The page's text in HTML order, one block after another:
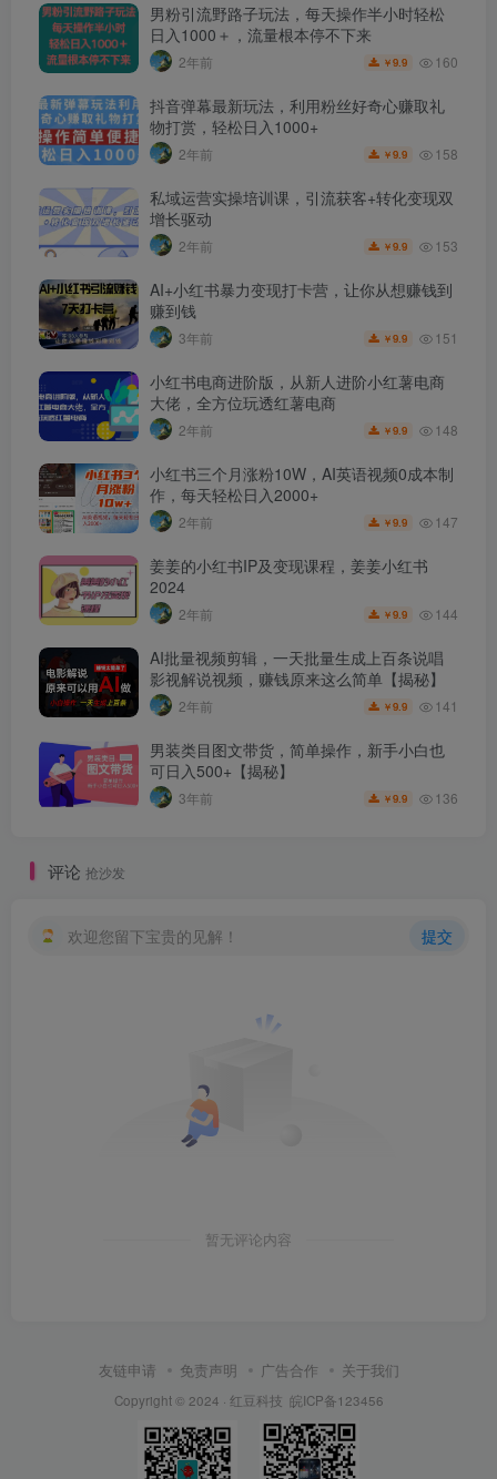
男粉引流野路子玩法，每天操作半小时轻松
日入1000＋，流量根本停不下来
2年前 ￥9.9 160
抖音弹幕最新玩法，利用粉丝好奇心赚取礼
物打赏，轻松日入1000+
2年前 ￥9.9 158
私域运营实操培训课，引流获客+转化变现双
增长驱动
2年前 ￥9.9 153
AI+小红书暴力变现打卡营，让你从想赚钱到
赚到钱
3年前 ￥9.9 151
小红书电商进阶版，从新人进阶小红薯电商
大佬，全方位玩透红薯电商
2年前 ￥9.9 148
小红书三个月涨粉10W，AI英语视频0成本制
作，每天轻松日入2000+
2年前 ￥9.9 147
姜姜的小红书IP及变现课程，姜姜小红书
2024
2年前 ￥9.9 144
AI批量视频剪辑，一天批量生成上百条说唱
影视解说视频，赚钱原来这么简单【揭秘】
2年前 ￥9.9 141
男装类目图文带货，简单操作，新手小白也
可日入500+【揭秘】
3年前 ￥9.9 136
评论 抢沙发
欢迎您留下宝贵的见解！ 提交
暂无评论内容
友链申请 免责声明 广告合作 关于我们
Copyright © 2024 · 红豆科技 皖ICP备123456